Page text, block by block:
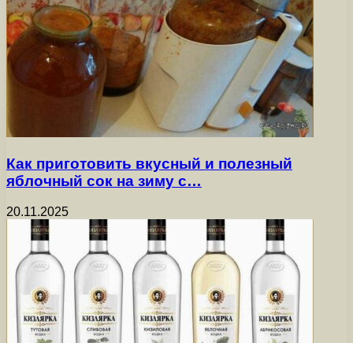
Как приготовить вкусный и полезный
яблочный сок на зиму с…
20.11.2025